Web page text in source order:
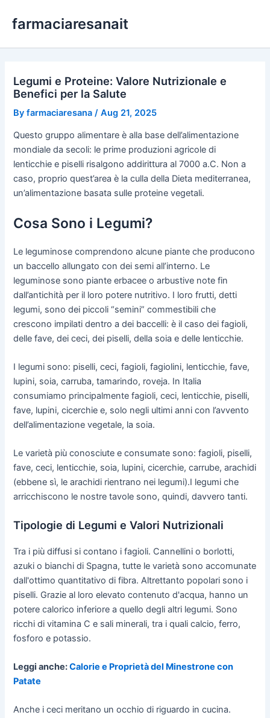
farmaciaresanait
Legumi e Proteine: Valore Nutrizionale e
Benefici per la Salute
Byfarmaciaresana /Aug 21, 2025
Questo gruppo alimentare è alla base dell’alimentazione
mondiale da secoli: le prime produzioni agricole di
lenticchie e piselli risalgono addirittura al 7000 a.C. Non a
caso, proprio quest’area è la culla della Dieta mediterranea,
un’alimentazione basata sulle proteine vegetali.
Cosa Sono i Legumi?
Le leguminose comprendono alcune piante che producono
un baccello allungato con dei semi all’interno. Le
leguminose sono piante erbacee o arbustive note fin
dall’antichità per il loro potere nutritivo. I loro frutti, detti
legumi, sono dei piccoli “semini” commestibili che
crescono impilati dentro a dei baccelli: è il caso dei fagioli,
delle fave, dei ceci, dei piselli, della soia e delle lenticchie.
I legumi sono: piselli, ceci, fagioli, fagiolini, lenticchie, fave,
lupini, soia, carruba, tamarindo, roveja. In Italia
consumiamo principalmente fagioli, ceci, lenticchie, piselli,
fave, lupini, cicerchie e, solo negli ultimi anni con l’avvento
dell’alimentazione vegetale, la soia.
Le varietà più conosciute e consumate sono: fagioli, piselli,
fave, ceci, lenticchie, soia, lupini, cicerchie, carrube, arachidi
(ebbene sì, le arachidi rientrano nei legumi).I legumi che
arricchiscono le nostre tavole sono, quindi, davvero tanti.
Tipologie di Legumi e Valori Nutrizionali
Tra i più diffusi si contano i fagioli. Cannellini o borlotti,
azuki o bianchi di Spagna, tutte le varietà sono accomunate
dall'ottimo quantitativo di fibra. Altrettanto popolari sono i
piselli. Grazie al loro elevato contenuto d'acqua, hanno un
potere calorico inferiore a quello degli altri legumi. Sono
ricchi di vitamina C e sali minerali, tra i quali calcio, ferro,
fosforo e potassio.
Leggi anche:Calorie e Proprietà del Minestrone con
Patate
Anche i ceci meritano un occhio di riguardo in cucina.